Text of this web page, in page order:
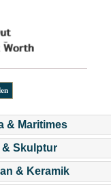
& Maritimes
& Skulptur
& Keramik